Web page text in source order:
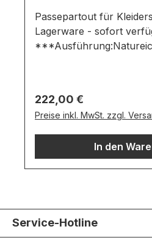
Passepartout für
Lagerware - sofort
verschiedenen
Deko oder andere
enthalten. Abbildung
Regulärer Preis:
222,00 €
Preise inkl. MwSt. zzgl.
In den
Service-Hotline